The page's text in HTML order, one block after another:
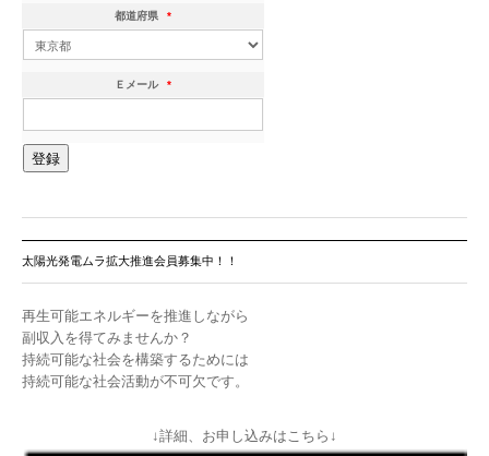
都道府県 *
Ｅメール *
太陽光発電ムラ拡大推進会員募集中！！
再生可能エネルギーを推進しながら
副収入を得てみませんか？
持続可能な社会を構築するためには
持続可能な社会活動が不可欠です。
↓詳細、お申し込みはこちら↓